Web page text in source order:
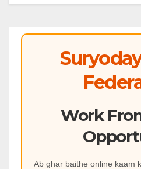
Work
Ab ghar baithe online kaam